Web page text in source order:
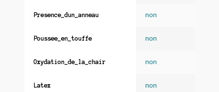
Presence_dun_anneau non
Poussee_en_touffe non
Oxydation_de_la_chair non
Latex non